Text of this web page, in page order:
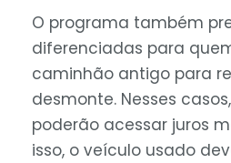
O programa também
diferenciadas para
caminhão antigo para
desmonte. Nesses
poderão acessar juros
isso, o veículo usado